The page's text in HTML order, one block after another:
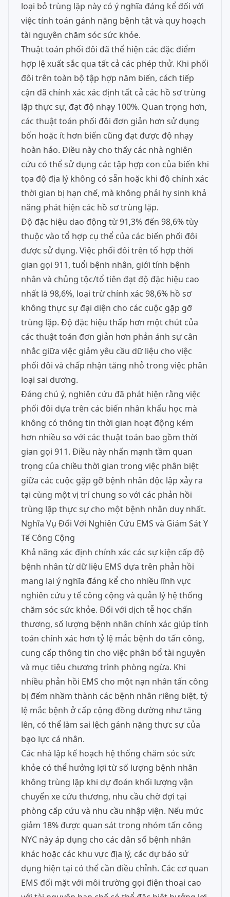
loại bỏ trùng lặp này có ý nghĩa đáng kể đối với
việc tính toán gánh nặng bệnh tật và quy hoạch
tài nguyên chăm sóc sức khỏe.
Thuật toán phối đôi đã thể hiện các đặc điểm
hợp lệ xuất sắc qua tất cả các phép thử. Khi phối
đôi trên toàn bộ tập hợp năm biến, cách tiếp
cận đã chính xác xác định tất cả các hồ sơ trùng
lặp thực sự, đạt độ nhạy 100%. Quan trọng hơn,
các thuật toán phối đôi đơn giản hơn sử dụng
bốn hoặc ít hơn biến cũng đạt được độ nhạy
hoàn hảo. Điều này cho thấy các nhà nghiên
cứu có thể sử dụng các tập hợp con của biến khi
tọa độ địa lý không có sẵn hoặc khi độ chính xác
thời gian bị hạn chế, mà không phải hy sinh khả
năng phát hiện các hồ sơ trùng lặp.
Độ đặc hiệu dao động từ 91,3% đến 98,6% tùy
thuộc vào tổ hợp cụ thể của các biến phối đôi
được sử dụng. Việc phối đôi trên tổ hợp thời
gian gọi 911, tuổi bệnh nhân, giới tính bệnh
nhân và chủng tộc/tổ tiên đạt độ đặc hiệu cao
nhất là 98,6%, loại trừ chính xác 98,6% hồ sơ
không thực sự đại diện cho các cuộc gặp gỡ
trùng lặp. Độ đặc hiệu thấp hơn một chút của
các thuật toán đơn giản hơn phản ánh sự cân
nhắc giữa việc giảm yêu cầu dữ liệu cho việc
phối đôi và chấp nhận tăng nhỏ trong việc phân
loại sai dương.
Đáng chú ý, nghiên cứu đã phát hiện rằng việc
phối đôi dựa trên các biến nhân khẩu học mà
không có thông tin thời gian hoạt động kém
hơn nhiều so với các thuật toán bao gồm thời
gian gọi 911. Điều này nhấn mạnh tầm quan
trọng của chiều thời gian trong việc phân biệt
giữa các cuộc gặp gỡ bệnh nhân độc lập xảy ra
tại cùng một vị trí chung so với các phản hồi
trùng lặp thực sự cho một bệnh nhân duy nhất.
Nghĩa Vụ Đối Với Nghiên Cứu EMS và Giám Sát Y
Tế Công Cộng
Khả năng xác định chính xác các sự kiện cấp độ
bệnh nhân từ dữ liệu EMS dựa trên phản hồi
mang lại ý nghĩa đáng kể cho nhiều lĩnh vực
nghiên cứu y tế công cộng và quản lý hệ thống
chăm sóc sức khỏe. Đối với dịch tễ học chấn
thương, số lượng bệnh nhân chính xác giúp tính
toán chính xác hơn tỷ lệ mắc bệnh do tấn công,
cung cấp thông tin cho việc phân bổ tài nguyên
và mục tiêu chương trình phòng ngừa. Khi
nhiều phản hồi EMS cho một nạn nhân tấn công
bị đếm nhầm thành các bệnh nhân riêng biệt, tỷ
lệ mắc bệnh ở cấp cộng đồng dường như tăng
lên, có thể làm sai lệch gánh nặng thực sự của
bạo lực cá nhân.
Các nhà lập kế hoạch hệ thống chăm sóc sức
khỏe có thể hưởng lợi từ số lượng bệnh nhân
không trùng lặp khi dự đoán khối lượng vận
chuyển xe cứu thương, nhu cầu chờ đợi tại
phòng cấp cứu và nhu cầu nhập viện. Nếu mức
giảm 18% được quan sát trong nhóm tấn công
NYC này áp dụng cho các dân số bệnh nhân
khác hoặc các khu vực địa lý, các dự báo sử
dụng hiện tại có thể cần điều chỉnh. Các cơ quan
EMS đối mặt với môi trường gọi điện thoại cao